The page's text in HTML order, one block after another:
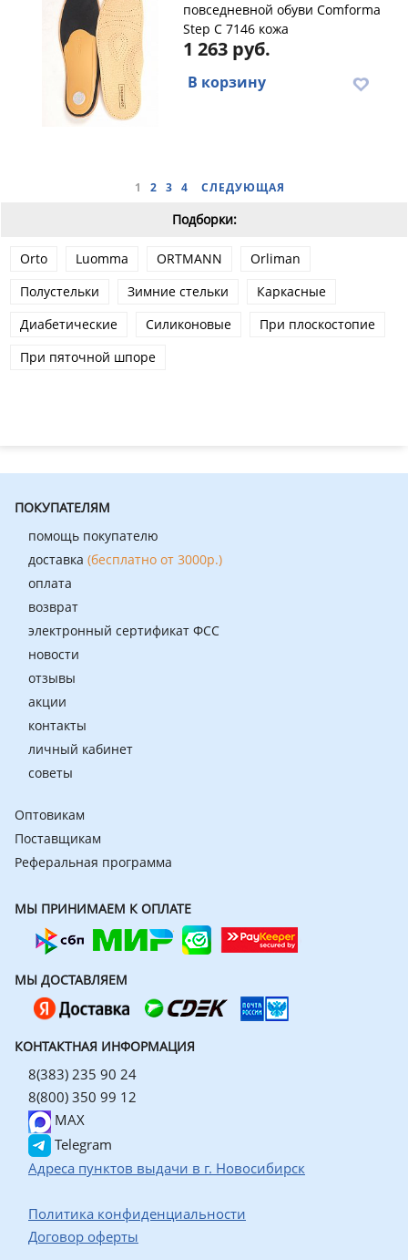
повседневной обуви Comforma
Step С 7146 кожа
1 263 руб.
В корзину
1 2 3 4 СЛЕДУЮЩАЯ
Подборки:
Orto Luomma ORTMANN
Orliman
Полустельки
Зимние стельки
Каркасные
Диабетические
Силиконовые
При плоскостопие
При пяточной шпоре
ПОКУПАТЕЛЯМ
помощь покупателю
доставка (бесплатно от 3000р.)
оплата
возврат
электронный сертификат ФСС
новости
отзывы
акции
контакты
личный кабинет
советы
Оптовикам
Поставщикам
Реферальная программа
МЫ ПРИНИМАЕМ К ОПЛАТЕ
МЫ ДОСТАВЛЯЕМ
КОНТАКТНАЯ ИНФОРМАЦИЯ
8(383) 235 90 24
8(800) 350 99 12
MAX
Telegram
Адреса пунктов выдачи в г. Новосибирск
Политика конфиденциальности
Договор оферты